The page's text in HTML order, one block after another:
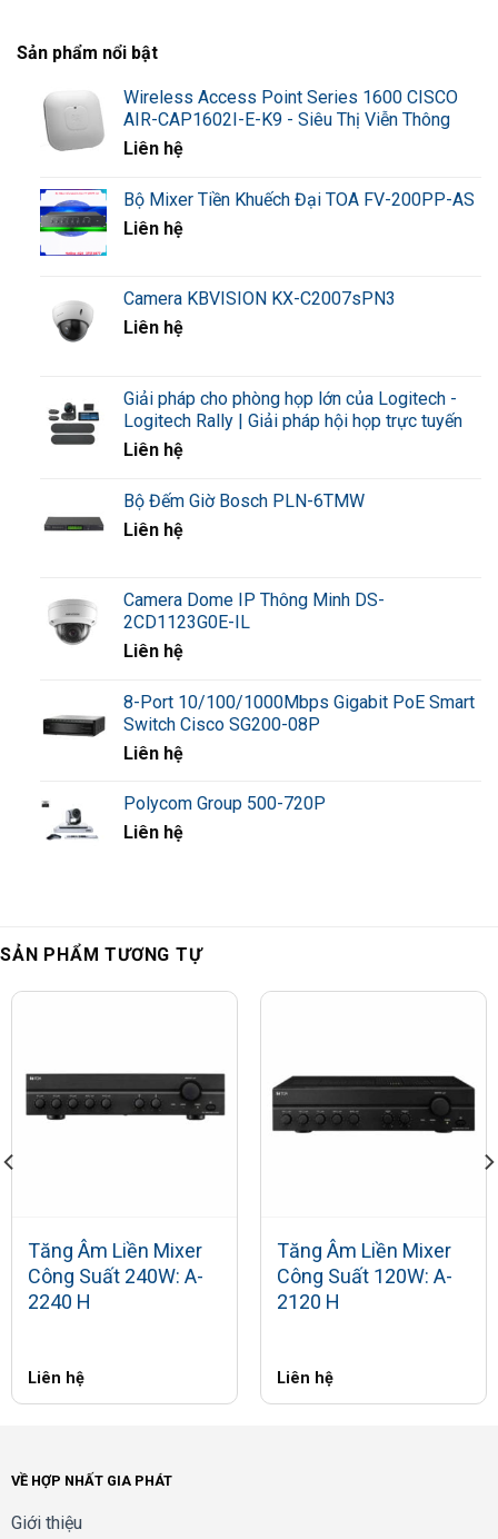
Sản phẩm nổi bật
Wireless Access Point Series 1600 CISCO
AIR-CAP1602I-E-K9 - Siêu Thị Viễn Thông
Liên hệ
Bộ Mixer Tiền Khuếch Đại TOA FV-200PP-AS
Liên hệ
Camera KBVISION KX-C2007sPN3
Liên hệ
Giải pháp cho phòng họp lớn của Logitech -
Logitech Rally | Giải pháp hội họp trực tuyến
Liên hệ
Bộ Đếm Giờ Bosch PLN-6TMW
Liên hệ
Camera Dome IP Thông Minh DS-
2CD1123G0E-IL
Liên hệ
8-Port 10/100/1000Mbps Gigabit PoE Smart
Switch Cisco SG200-08P
Liên hệ
Polycom Group 500-720P
Liên hệ
SẢN PHẨM TƯƠNG TỰ
Tăng Âm Liền Mixer
Công Suất 240W: A-
2240 H
Liên hệ
Tăng Âm Liền Mixer
Công Suất 120W: A-
2120 H
Liên hệ
VỀ HỢP NHẤT GIA PHÁT
Giới thiệu